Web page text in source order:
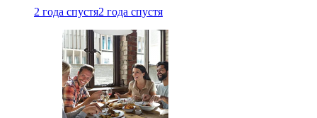
2 года спустя2 года спустя